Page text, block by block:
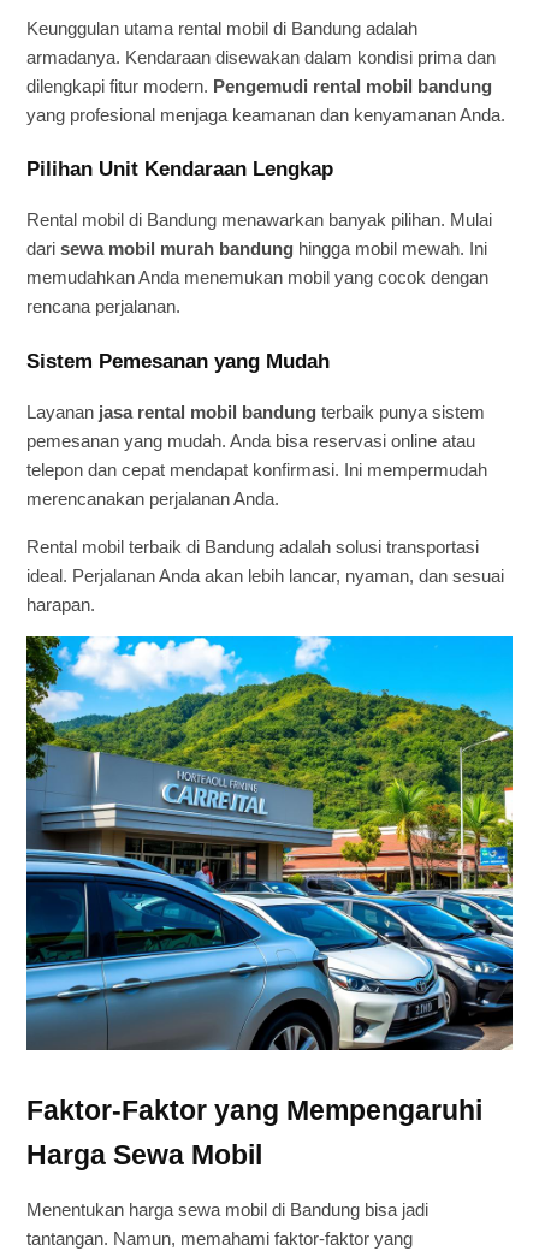
Keunggulan utama rental mobil di Bandung adalah
armadanya. Kendaraan disewakan dalam kondisi prima dan
dilengkapi fitur modern. Pengemudi rental mobil bandung
yang profesional menjaga keamanan dan kenyamanan Anda.
Pilihan Unit Kendaraan Lengkap
Rental mobil di Bandung menawarkan banyak pilihan. Mulai
dari sewa mobil murah bandung hingga mobil mewah. Ini
memudahkan Anda menemukan mobil yang cocok dengan
rencana perjalanan.
Sistem Pemesanan yang Mudah
Layanan jasa rental mobil bandung terbaik punya sistem
pemesanan yang mudah. Anda bisa reservasi online atau
telepon dan cepat mendapat konfirmasi. Ini mempermudah
merencanakan perjalanan Anda.
Rental mobil terbaik di Bandung adalah solusi transportasi
ideal. Perjalanan Anda akan lebih lancar, nyaman, dan sesuai
harapan.
Faktor-Faktor yang Mempengaruhi
Harga Sewa Mobil
Menentukan harga sewa mobil di Bandung bisa jadi
tantangan. Namun, memahami faktor-faktor yang